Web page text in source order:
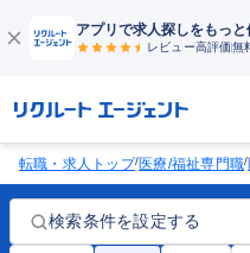
アプリで求人探しをもっと
レビュー高評価無
転職・求人トップ/医療/福祉専門職/
検索条件を設定する